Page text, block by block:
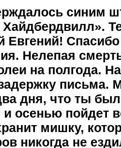
синим
Евгений! Спасибо
Нелепая
на полгода.
письма.
дня, что ты
осенью пойдет
мишку,
никогда не